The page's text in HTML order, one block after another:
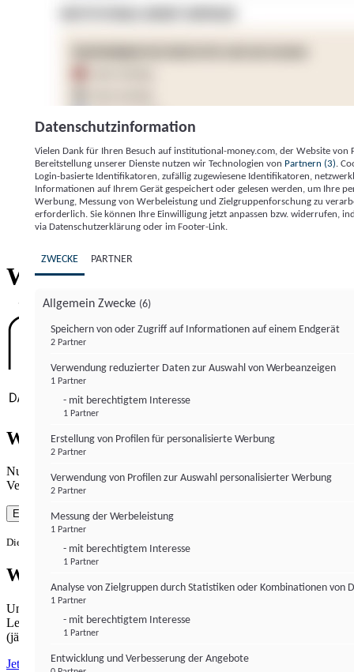
Institutional Money
ImpressumDatenschutzerklärung
Willkommen bei
Wie gewohnt mit Werbung lesen
Nutzen Sie institutional-money.com mit Ihrer Zustimmung zur
Verwendung von Cookies für Webanalyse und Werbemaßnahmen.
Einverstanden
Die Zustimmung ist jederzeit widerrufbar.
Werbefrei lesen
Unabhängiger Journalismus hat seinen Preis.
Lesen Sie institutional-money.com PUR für 33,99€ pro Monat
(jährliche Abrechnung).
Jetzt abonnieren
Datenschutzinformation
Vielen Dank für Ihren Besuch auf institutional-money.com, der Website von
Bereitstellung unserer Dienste nutzen wir Technologien von Partnern (3) .
Login-basierte Identifikatoren, zufällig zugewiesene Identifikatoren,
Informationen auf Ihrem Gerät gespeichert oder gelesen werden, um Ihre
Werbung, Messung von Werbeleistung und Zielgruppenforschung zu
erforderlich. Sie können Ihre Einwilligung jetzt anpassen bzw. widerrufen,
via Datenschutzerklärung oder im Footer-Link.
ZWECKE PARTNER
Allgemein Zwecke (6)
Speichern von oder Zugriff auf Informationen auf einem Endgerät
2 Partner
Verwendung reduzierter Daten zur Auswahl von Werbeanzeigen
1 Partner
- mit berechtigtem Interesse
1 Partner
Erstellung von Profilen für personalisierte Werbung
2 Partner
Verwendung von Profilen zur Auswahl personalisierter Werbung
2 Partner
Messung der Werbeleistung
1 Partner
- mit berechtigtem Interesse
1 Partner
Analyse von Zielgruppen durch Statistiken oder Kombinationen von
1 Partner
- mit berechtigtem Interesse
1 Partner
Entwicklung und Verbesserung der Angebote